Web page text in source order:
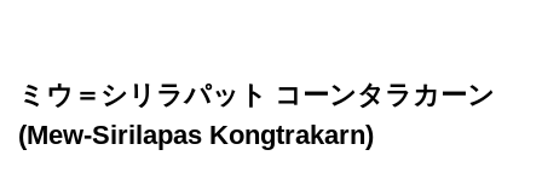
ミウ＝シリラパット コーンタラカーン
(Mew-Sirilapas Kongtrakarn)